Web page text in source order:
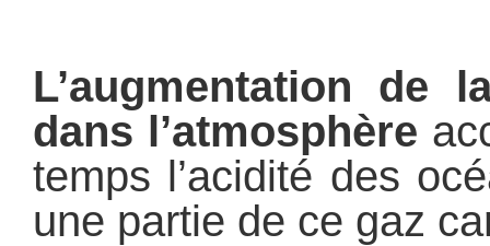
L’augmentation de
dans l’atmosphère
temps l’acidité des
une partie de ce gaz